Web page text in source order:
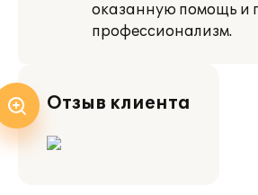
оказанную помощь и
профессионализм.
Отзыв клиента